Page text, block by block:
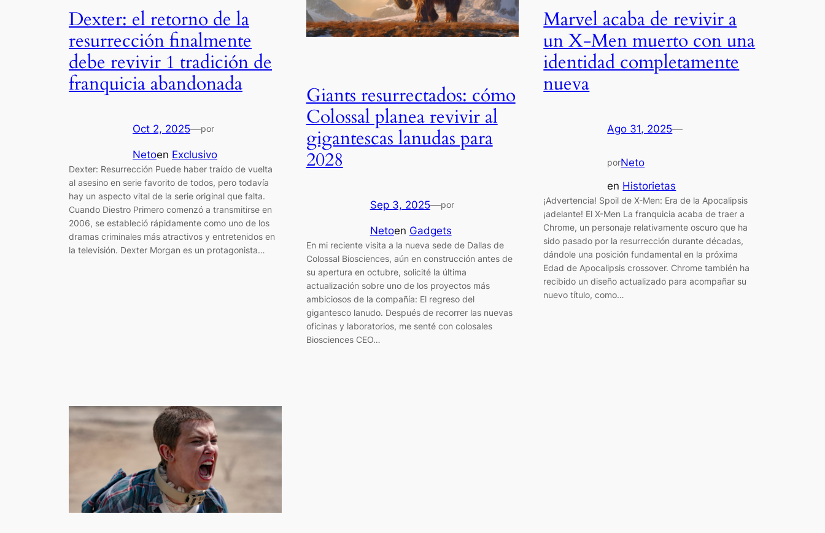
Dexter: el retorno de la
resurrección finalmente
debe revivir 1 tradición de
franquicia abandonada
Oct 2, 2025—por
Netoen Exclusivo
Dexter: Resurrección Puede haber traído de vuelta
al asesino en serie favorito de todos, pero todavía
hay un aspecto vital de la serie original que falta.
Cuando Diestro Primero comenzó a transmitirse en
2006, se estableció rápidamente como uno de los
dramas criminales más atractivos y entretenidos en
la televisión. Dexter Morgan es un protagonista…
Giants resurrectados: cómo
Colossal planea revivir al
gigantescas lanudas para
2028
Sep 3, 2025—por
Netoen Gadgets
En mi reciente visita a la nueva sede de Dallas de
Colossal Biosciences, aún en construcción antes de
su apertura en octubre, solicité la última
actualización sobre uno de los proyectos más
ambiciosos de la compañía: El regreso del
gigantesco lanudo. Después de recorrer las nuevas
oficinas y laboratorios, me senté con colosales
Biosciences CEO…
Marvel acaba de revivir a
un X-Men muerto con una
identidad completamente
nueva
Ago 31, 2025—
porNeto
en Historietas
¡Advertencia! Spoil de X-Men: Era de la Apocalipsis
¡adelante! El X-Men La franquicia acaba de traer a
Chrome, un personaje relativamente oscuro que ha
sido pasado por la resurrección durante décadas,
dándole una posición fundamental en la próxima
Edad de Apocalipsis crossover. Chrome también ha
recibido un diseño actualizado para acompañar su
nuevo título, como…